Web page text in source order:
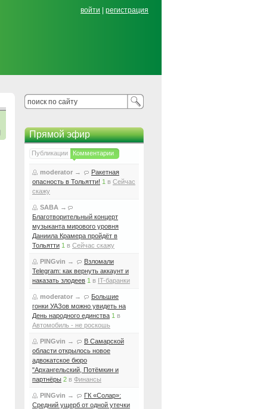
войти регистрация
Прямой эфир
Публикации Комментарии
moderator →
Ракетная
опасность в Тольятти! 1 в Сейчас
скажу
SABA →
Благотворительный концерт
музыканта мирового уровня
Даниила Крамера пройдёт в
Тольятти 1 в Сейчас скажу
PINGvin →
Взломали
Telegram: как вернуть аккаунт и
наказать злодеев 1 в IT-баранки
moderator →
Большие
гонки УАЗов можно увидеть на
День народного единства 1 в
Автомобиль - не роскошь
PINGvin →
В Самарской
области открылось новое
адвокатское бюро
"Архангельский, Потёмкин и
партнёры 2 в Финансы
PINGvin →
ГК «Солар»:
Средний ущерб от одной утечки